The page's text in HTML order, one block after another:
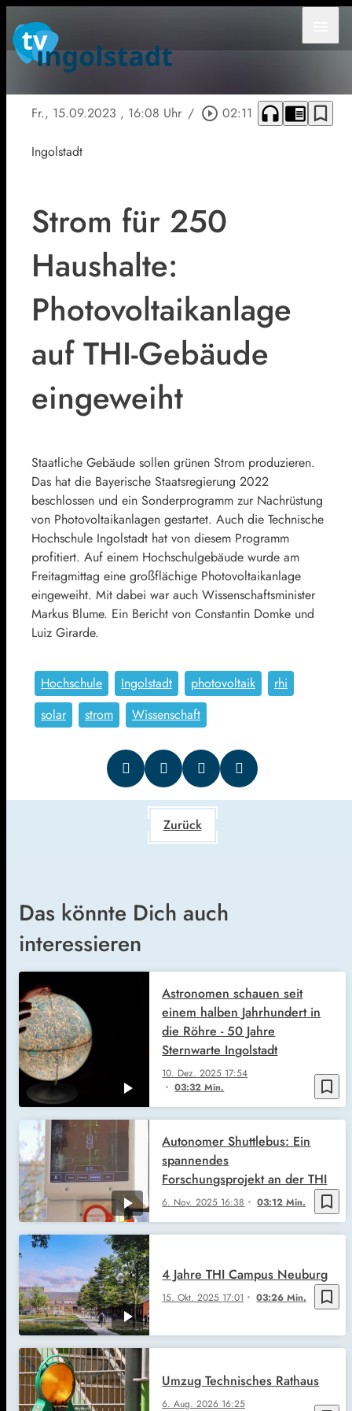
Fr., 15.09.2023 , 16:08 Uhr / play_circle_outline 02:11 headphones chrome_reader_mode bookmark_border
Ingolstadt
Strom für 250
Haushalte:
Photovoltaikanlage
auf THI-Gebäude
eingeweiht
Staatliche Gebäude sollen grünen Strom produzieren.
Das hat die Bayerische Staatsregierung 2022
beschlossen und ein Sonderprogramm zur Nachrüstung
von Photovoltaikanlagen gestartet. Auch die Technische
Hochschule Ingolstadt hat von diesem Programm
profitiert. Auf einem Hochschulgebäude wurde am
Freitagmittag eine großflächige Photovoltaikanlage
eingeweiht. Mit dabei war auch Wissenschaftsminister
Markus Blume. Ein Bericht von Constantin Domke und
Luiz Girarde.
Hochschule Ingolstadt photovoltaik
rhi
solar
strom Wissenschaft
Zurück
Das könnte Dich auch
interessieren
bookmark_border
10. Dez. 2025 17:54
03:32 Min.
Astronomen schauen seit
einem halben Jahrhundert in
die Röhre - 50 Jahre
Sternwarte Ingolstadt
bookmark_border
6. Nov. 2025 16:38 03:12 Min.
Autonomer Shuttlebus: Ein
spannendes
Forschungsprojekt an der THI
bookmark_border
15. Okt. 2025 17:01 03:26 Min.
4 Jahre THI Campus Neuburg
6. Aug. 2026 16:25
Umzug Technisches Rathaus